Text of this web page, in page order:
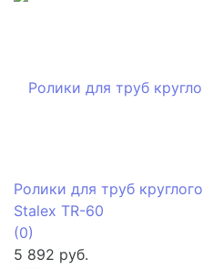
Ролики для труб
Stalex TR-60
(0)
5 892 руб.